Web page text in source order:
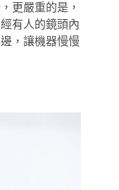
更嚴重的是，
有人的鏡頭內
，讓機器慢慢